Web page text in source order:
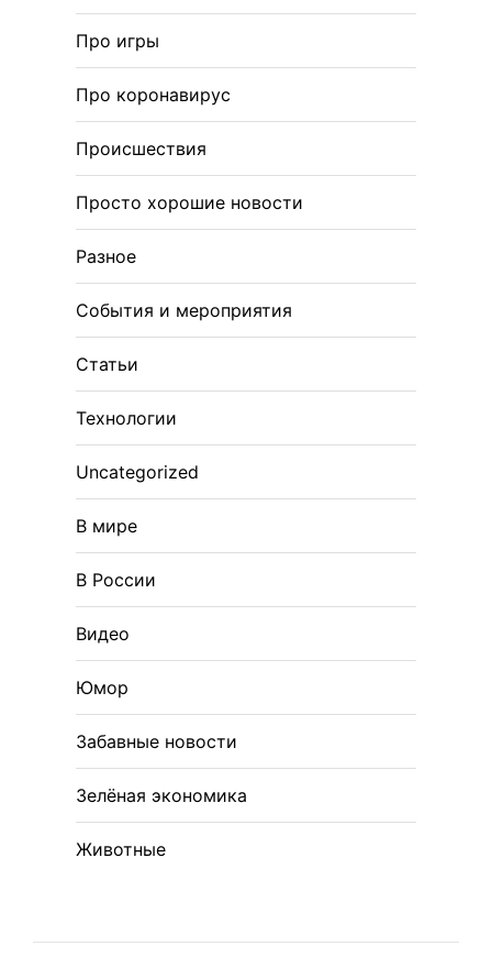
Про игры
Про коронавирус
Происшествия
Просто хорошие новости
Разное
События и мероприятия
Статьи
Технологии
Uncategorized
В мире
В России
Видео
Юмор
Забавные новости
Зелёная экономика
Животные